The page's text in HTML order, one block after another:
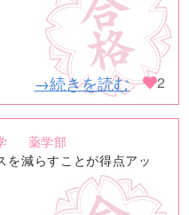
→続きを読む 2
薬学部
を減らすことが得点アッ